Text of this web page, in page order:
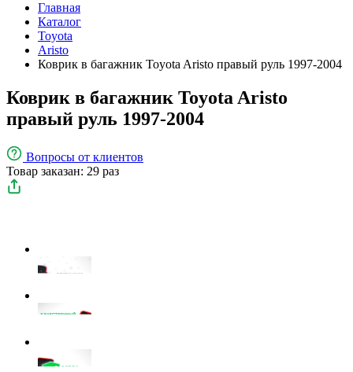
Главная
Каталог
Toyota
Aristo
Коврик в багажник Toyota Aristo правый руль 1997-2004
Коврик в багажник Toyota Aristo
правый руль 1997-2004
Вопросы от клиентов
Товар заказан: 29 раз